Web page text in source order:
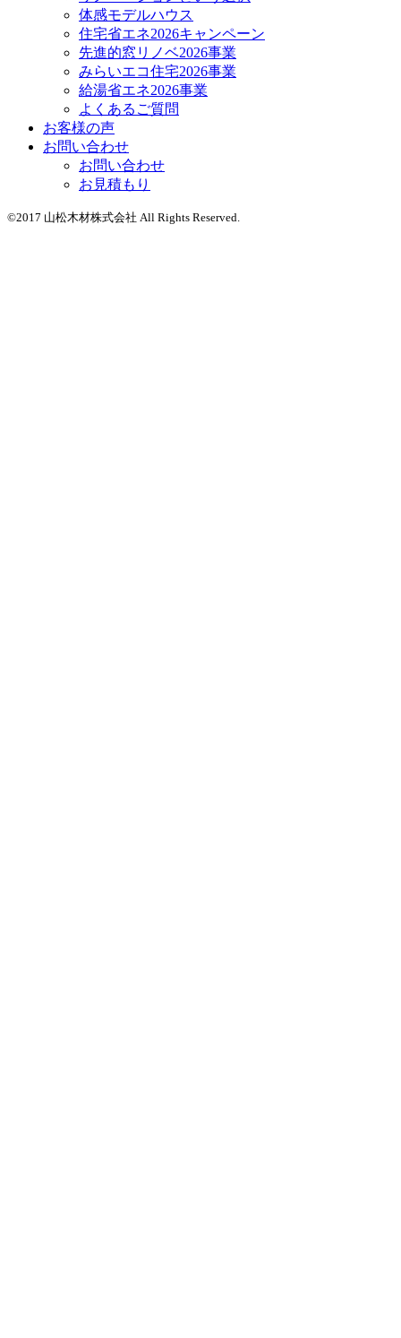
体感モデルハウス
住宅省エネ2026キャンペーン
先進的窓リノベ2026事業
みらいエコ住宅2026事業
給湯省エネ2026事業
よくあるご質問
お客様の声
お問い合わせ
お問い合わせ
お見積もり
©2017 山松木材株式会社 All Rights Reserved.